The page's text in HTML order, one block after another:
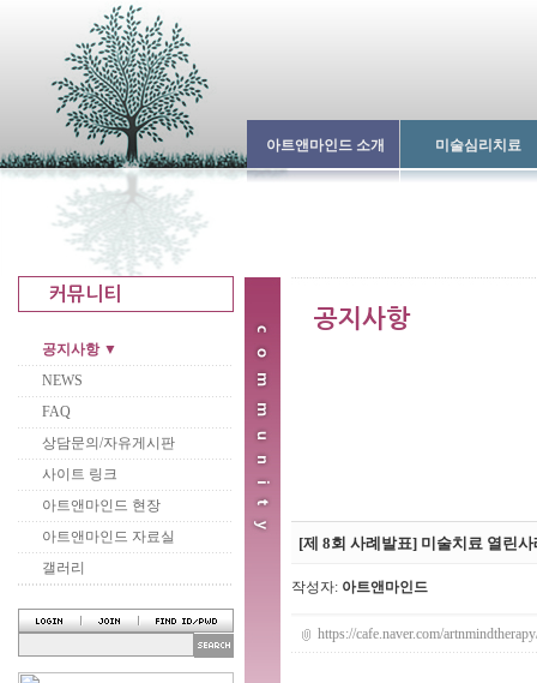
아트앤마인드 소개 미술심리치료
공지사항 ▼
NEWS
FAQ
상담문의/자유게시판
사이트 링크
아트앤마인드 현장
아트앤마인드 자료실
갤러리
[제 8회 사례발표] 미술치료 열린
작성자: 아트앤마인드
https://cafe.naver.com/